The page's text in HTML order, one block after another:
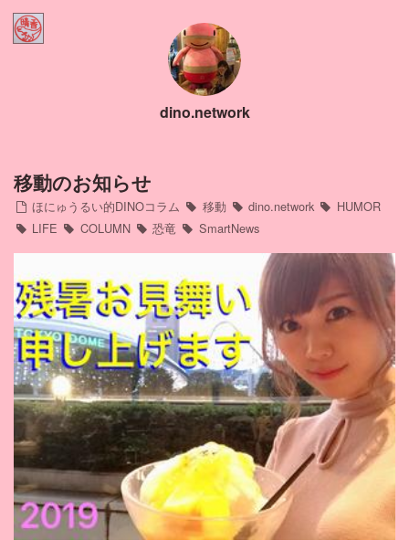
Home
ほにゅうるい的DINOコラム
Profile
インスタ
アメブロ
ミリブロ
FB
Twitter
YouTubeチャンネル
dino.network
移動のお知らせ
ほにゅうるい的DINOコラム 移動 dino.network
HUMOR
LIFE
COLUMN 恐竜 SmartNews